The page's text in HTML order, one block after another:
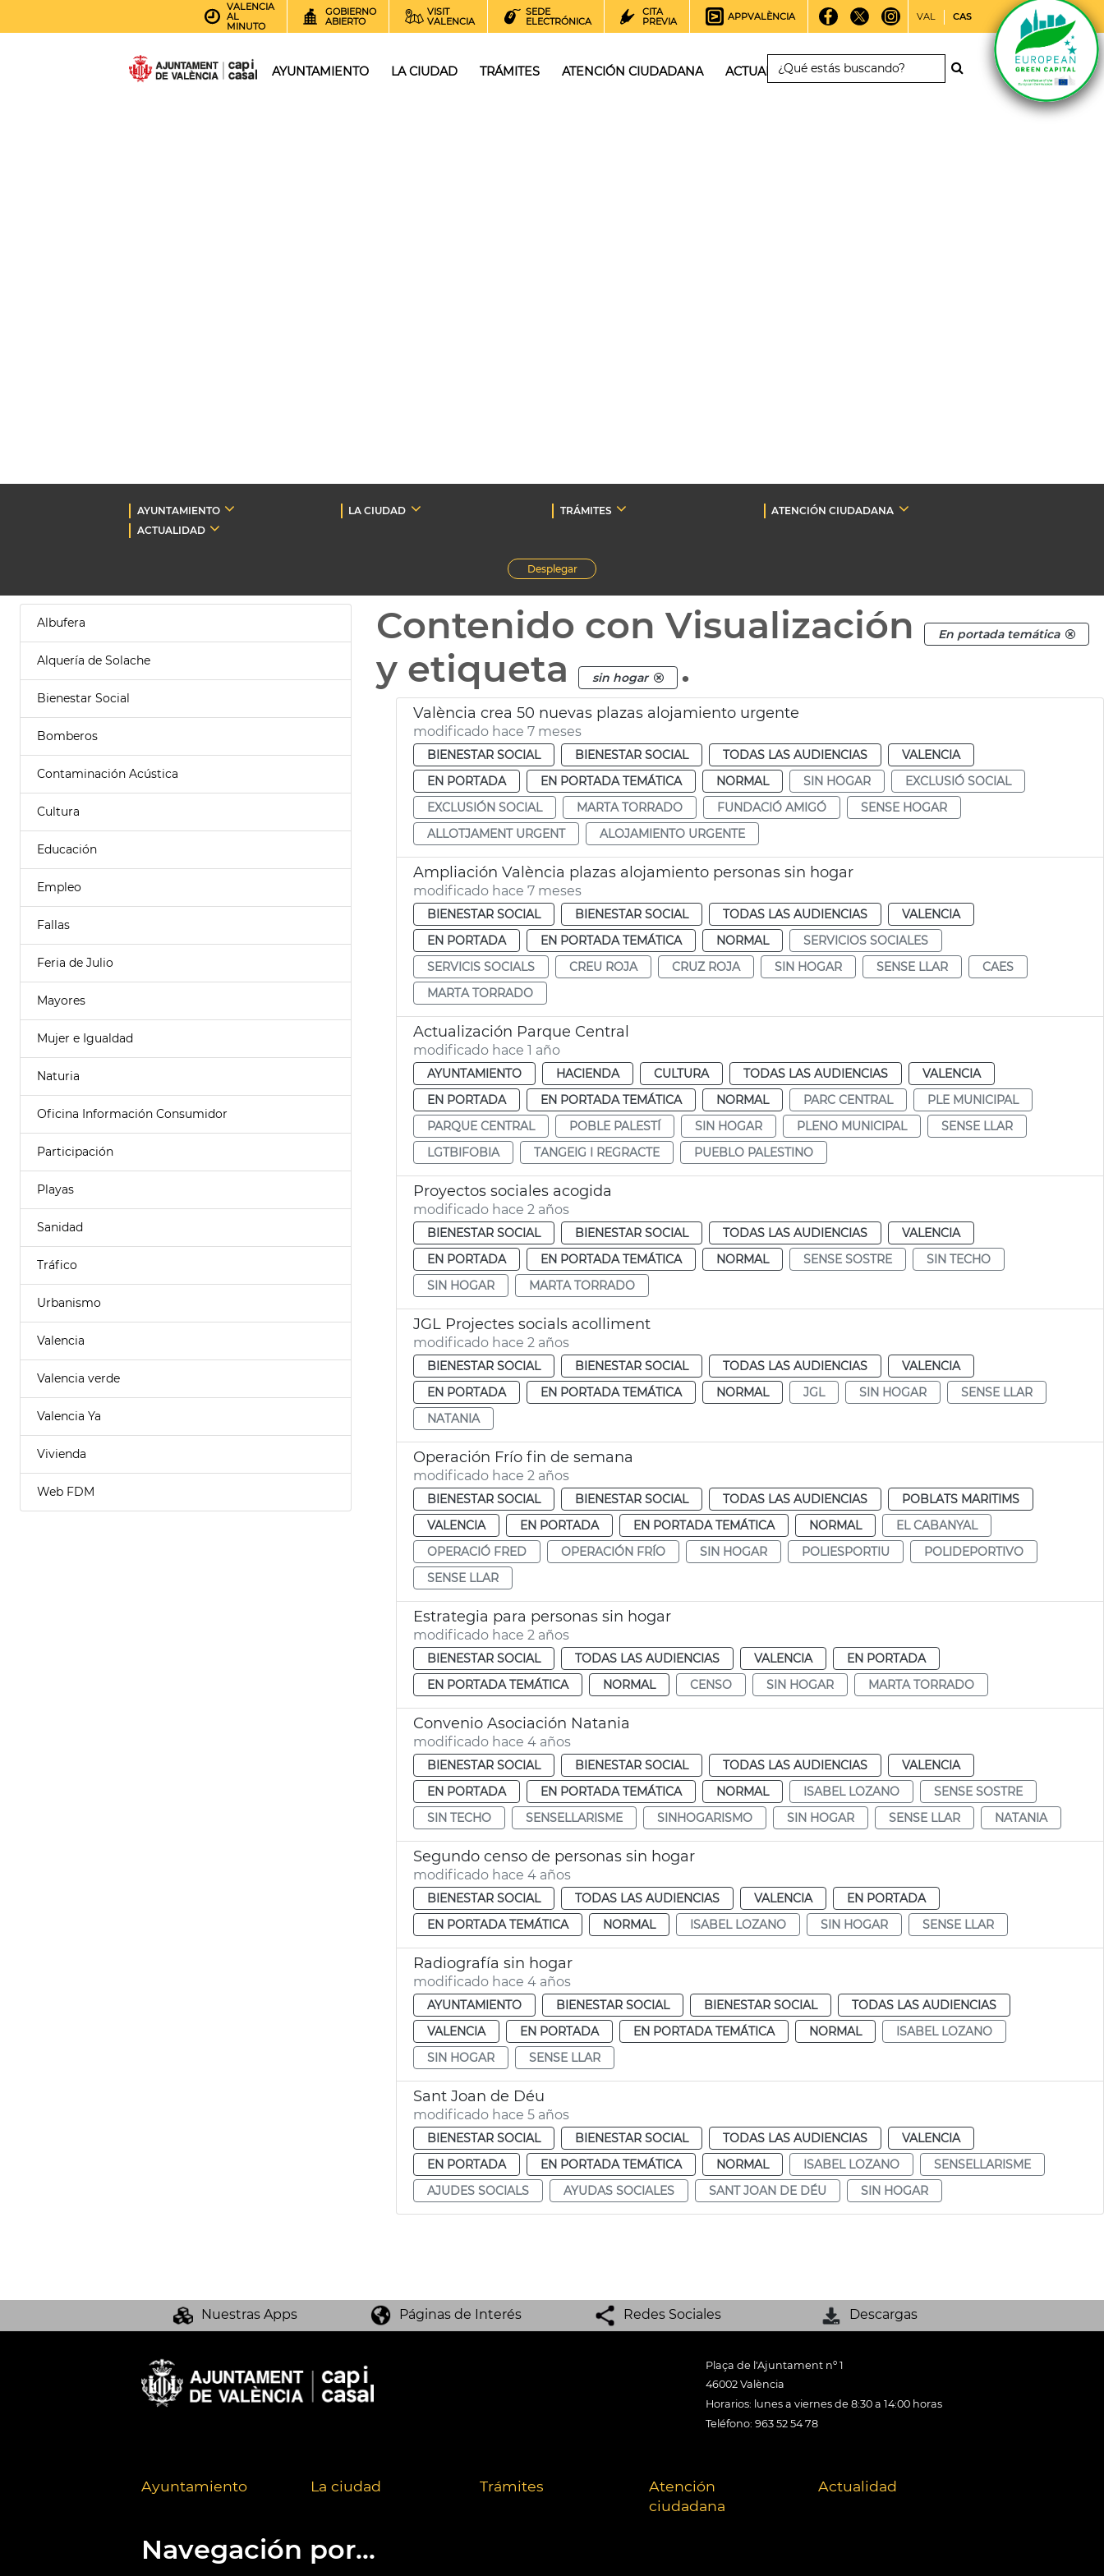
VALENCIA
AL
MINUTO
GOBIERNO
ABIERTO
VISIT
VALENCIA
SEDE
ELECTRÓNICA
CITA
PREVIA
APPVALÈNCIA VAL CAS
AYUNTAMIENTO LA CIUDAD TRÁMITES ATENCIÓN CIUDADANA ACTUALIDAD
AYUNTAMIENTO LA CIUDAD TRÁMITES
ATENCIÓN CIUDADANA
ACTUALIDAD
Desplegar
Albufera
Alquería de Solache
Bienestar Social
Bomberos
Contaminación Acústica
Cultura
Educación
Empleo
Fallas
Feria de Julio
Mayores
Mujer e Igualdad
Naturia
Oficina Información Consumidor
Participación
Playas
Sanidad
Tráfico
Urbanismo
Valencia
Valencia verde
Valencia Ya
Vivienda
Web FDM
Contenido con Visualización En portada temática
y etiqueta sin hogar .
València crea 50 nuevas plazas alojamiento urgente
modificado hace 7 meses
BIENESTAR SOCIAL BIENESTAR SOCIAL TODAS LAS AUDIENCIAS
VALENCIA
EN PORTADA
EN PORTADA TEMÁTICA NORMAL SIN HOGAR
EXCLUSIÓ SOCIAL
EXCLUSIÓN SOCIAL
MARTA TORRADO FUNDACIÓ AMIGÓ
SENSE HOGAR
ALLOTJAMENT URGENT
ALOJAMIENTO URGENTE
Ampliación València plazas alojamiento personas sin hogar
modificado hace 7 meses
BIENESTAR SOCIAL BIENESTAR SOCIAL TODAS LAS AUDIENCIAS
VALENCIA
EN PORTADA
EN PORTADA TEMÁTICA NORMAL
SERVICIOS SOCIALES
SERVICIS SOCIALS
CREU ROJA CRUZ ROJA SIN HOGAR SENSE LLAR
CAES
MARTA TORRADO
Actualización Parque Central
modificado hace 1 año
AYUNTAMIENTO HACIENDA CULTURA TODAS LAS AUDIENCIAS
VALENCIA
EN PORTADA
EN PORTADA TEMÁTICA NORMAL PARC CENTRAL
PLE MUNICIPAL
PARQUE CENTRAL
POBLE PALESTÍ SIN HOGAR PLENO MUNICIPAL
SENSE LLAR
LGTBIFOBIA
TANGEIG I REGRACTE PUEBLO PALESTINO
Proyectos sociales acogida
modificado hace 2 años
BIENESTAR SOCIAL BIENESTAR SOCIAL TODAS LAS AUDIENCIAS
VALENCIA
EN PORTADA
EN PORTADA TEMÁTICA NORMAL SENSE SOSTRE
SIN TECHO
SIN HOGAR
MARTA TORRADO
JGL Projectes socials acolliment
modificado hace 2 años
BIENESTAR SOCIAL BIENESTAR SOCIAL TODAS LAS AUDIENCIAS
VALENCIA
EN PORTADA
EN PORTADA TEMÁTICA NORMAL JGL SIN HOGAR
SENSE LLAR
NATANIA
Operación Frío fin de semana
modificado hace 2 años
BIENESTAR SOCIAL BIENESTAR SOCIAL TODAS LAS AUDIENCIAS
POBLATS MARITIMS
VALENCIA
EN PORTADA EN PORTADA TEMÁTICA NORMAL
EL CABANYAL
OPERACIÓ FRED
OPERACIÓN FRÍO SIN HOGAR POLIESPORTIU
POLIDEPORTIVO
SENSE LLAR
Estrategia para personas sin hogar
modificado hace 2 años
BIENESTAR SOCIAL TODAS LAS AUDIENCIAS VALENCIA
EN PORTADA
EN PORTADA TEMÁTICA
NORMAL CENSO SIN HOGAR MARTA TORRADO
Convenio Asociación Natania
modificado hace 4 años
BIENESTAR SOCIAL BIENESTAR SOCIAL TODAS LAS AUDIENCIAS
VALENCIA
EN PORTADA
EN PORTADA TEMÁTICA NORMAL ISABEL LOZANO
SENSE SOSTRE
SIN TECHO
SENSELLARISME SINHOGARISMO SIN HOGAR SENSE LLAR NATANIA
Segundo censo de personas sin hogar
modificado hace 4 años
BIENESTAR SOCIAL TODAS LAS AUDIENCIAS VALENCIA
EN PORTADA
EN PORTADA TEMÁTICA
NORMAL ISABEL LOZANO SIN HOGAR SENSE LLAR
Radiografía sin hogar
modificado hace 4 años
AYUNTAMIENTO BIENESTAR SOCIAL BIENESTAR SOCIAL
TODAS LAS AUDIENCIAS
VALENCIA
EN PORTADA EN PORTADA TEMÁTICA NORMAL
ISABEL LOZANO
SIN HOGAR
SENSE LLAR
Sant Joan de Déu
modificado hace 5 años
BIENESTAR SOCIAL BIENESTAR SOCIAL TODAS LAS AUDIENCIAS
VALENCIA
EN PORTADA
EN PORTADA TEMÁTICA NORMAL ISABEL LOZANO
SENSELLARISME
AJUDES SOCIALS
AYUDAS SOCIALES SANT JOAN DE DÉU SIN HOGAR
Nuestras Apps Páginas de Interés Redes Sociales Descargas
Plaça de l'Ajuntament nº 1
46002 València
Horarios: lunes a viernes de 8:30 a 14:00 horas
Teléfono: 963 52 54 78
Ayuntamiento La ciudad Trámites
Atención
ciudadana
Actualidad
Navegación por...